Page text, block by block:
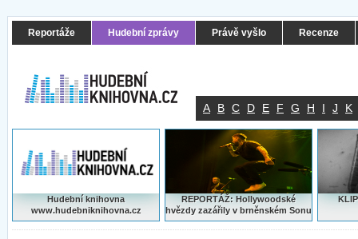
Reportáže Hudební zprávy Právě vyšlo Recenze
A B C D E F G H I J K
Hudební knihovna
www.hudebniknihovna.cz
REPORTÁŽ: Hollywoodské
hvězdy zazářily v brněnském Sonu